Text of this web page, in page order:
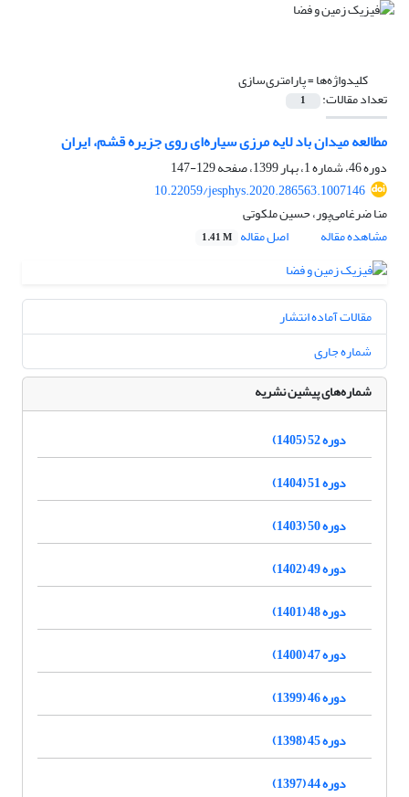
کلیدواژه‌ها =پارامتری‌سازی
تعداد مقالات: 1
مطالعه میدان باد لایه مرزی سیاره‌ای روی جزیره‌ قشم، ایران
دوره 46، شماره 1، بهار 1399، صفحه
129-147
10.22059/jesphys.2020.286563.1007146
منا ضرغامی‌پور، حسین ملکوتی
مشاهده مقاله
اصل مقاله 1.41 M
مقالات آماده انتشار
شماره جاری
شماره‌های پیشین نشریه
دوره 52 (1405)
دوره 51 (1404)
دوره 50 (1403)
دوره 49 (1402)
دوره 48 (1401)
دوره 47 (1400)
دوره 46 (1399)
دوره 45 (1398)
دوره 44 (1397)